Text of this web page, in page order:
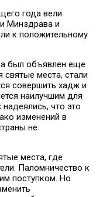
года вели
Минздрава и
к положительному
был объявлен еще
святые места, стали
совершить хадж и
наилучшим для
что это
изменений в
не
места, где
Паломничество к
поступком. Но